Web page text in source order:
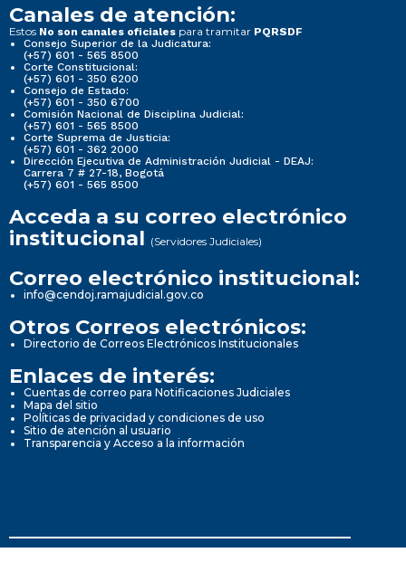
Canales de atención:
Estos No son canales oficiales para tramitar PQRSDF
Consejo Superior de la Judicatura:
(+57) 601 - 565 8500
Corte Constitucional:
(+57) 601 - 350 6200
Consejo de Estado:
(+57) 601 - 350 6700
Comisión Nacional de Disciplina Judicial:
(+57) 601 - 565 8500
Corte Suprema de Justicia:
(+57) 601 - 362 2000
Dirección Ejecutiva de Administración Judicial - DEAJ:
Carrera 7 # 27-18, Bogotá
(+57) 601 - 565 8500
Acceda a su correo electrónico
institucional (Servidores Judiciales)
Correo electrónico institucional:
info@cendoj.ramajudicial.gov.co
Otros Correos electrónicos:
Directorio de Correos Electrónicos Institucionales
Enlaces de interés:
Cuentas de correo para Notificaciones Judiciales
Mapa del sitio
Políticas de privacidad y condiciones de uso
Sitio de atención al usuario
Transparencia y Acceso a la información